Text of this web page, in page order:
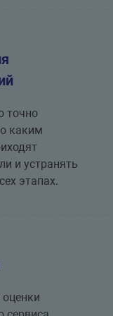
точно
каким
и устранять
этапах.